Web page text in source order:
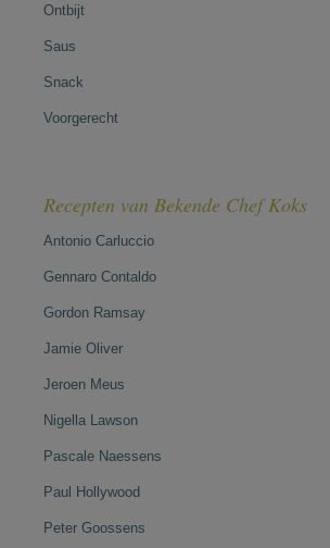
Ontbijt
Saus
Snack
Voorgerecht
Recepten van Bekende Chef Koks
Antonio Carluccio
Gennaro Contaldo
Gordon Ramsay
Jamie Oliver
Jeroen Meus
Nigella Lawson
Pascale Naessens
Paul Hollywood
Peter Goossens